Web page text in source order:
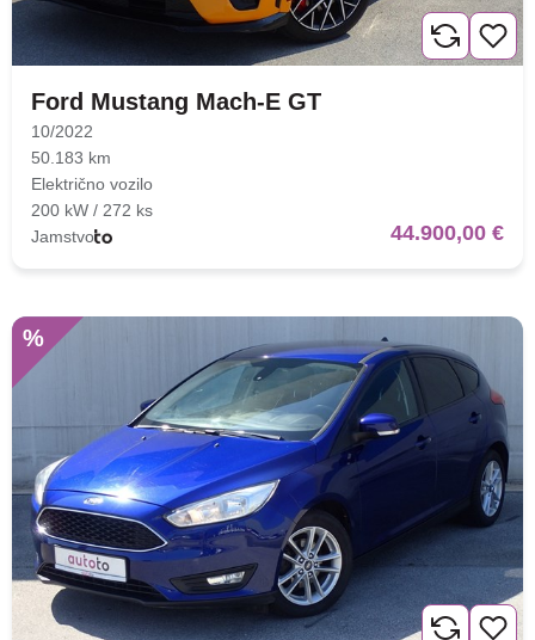
Ford Mustang Mach-E GT
10/2022
50.183 km
Električno vozilo
200 kW / 272 ks
Jamstvo
44.900,00 €
%